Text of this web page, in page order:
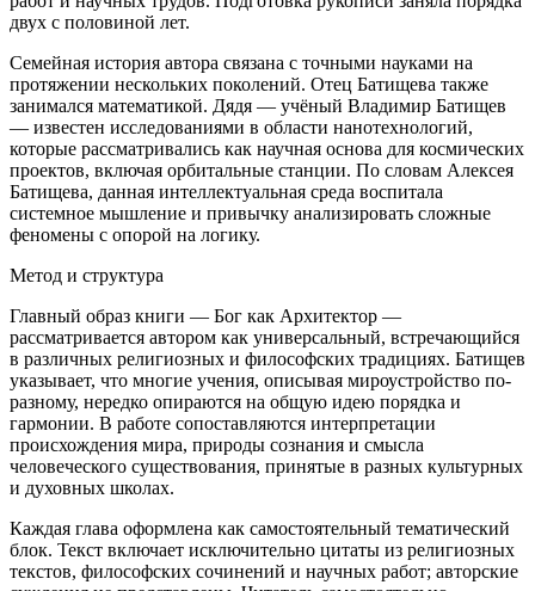
двух с половиной лет.
Семейная история автора связана с точными науками на
протяжении нескольких поколений. Отец Батищева также
занимался математикой. Дядя — учёный Владимир Батищев
— известен исследованиями в области нанотехнологий,
которые рассматривались как научная основа для космических
проектов, включая орбитальные станции. По словам Алексея
Батищева, данная интеллектуальная среда воспитала
системное мышление и привычку анализировать сложные
феномены с опорой на логику.
Метод и структура
Главный образ книги — Бог как Архитектор —
рассматривается автором как универсальный, встречающийся
в различных религиозных и философских традициях. Батищев
указывает, что многие учения, описывая мироустройство по-
разному, нередко опираются на общую идею порядка и
гармонии. В работе сопоставляются интерпретации
происхождения мира, природы сознания и смысла
человеческого существования, принятые в разных культурных
и духовных школах.
Каждая глава оформлена как самостоятельный тематический
блок. Текст включает исключительно цитаты из религиозных
текстов, философских сочинений и научных работ; авторские